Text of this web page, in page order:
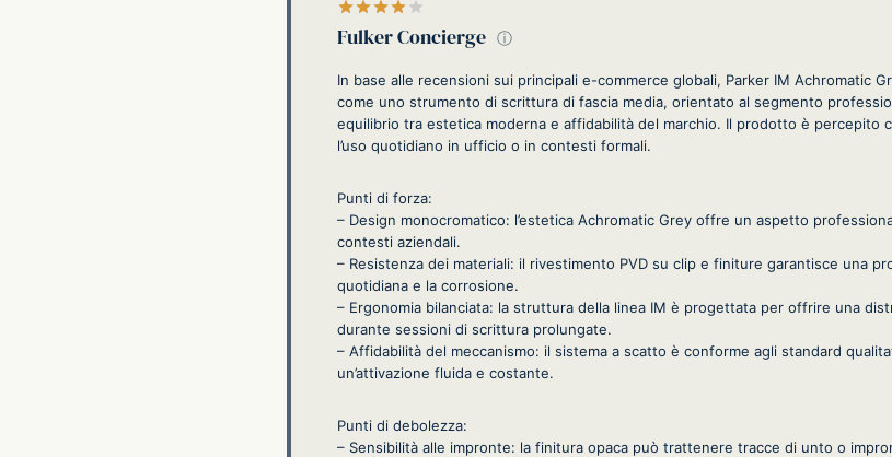
Fulker Concierge ⓘ
In base alle recensioni sui principali e-commerce globali, Parker IM Achromatic
come uno strumento di scrittura di fascia media, orientato al segmento
equilibrio tra estetica moderna e affidabilità del marchio. Il prodotto è percepito
l’uso quotidiano in ufficio o in contesti formali.
Punti di forza:
– Design monocromatico: l’estetica Achromatic Grey offre un aspetto
contesti aziendali.
– Resistenza dei materiali: il rivestimento PVD su clip e finiture garantisce una
quotidiana e la corrosione.
– Ergonomia bilanciata: la struttura della linea IM è progettata per offrire una
durante sessioni di scrittura prolungate.
– Affidabilità del meccanismo: il sistema a scatto è conforme agli standard
un’attivazione fluida e costante.
Punti di debolezza:
– Sensibilità alle impronte: la finitura opaca può trattenere tracce di unto o